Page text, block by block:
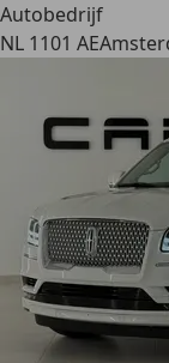
Autobedrijf
NL 1101 AE